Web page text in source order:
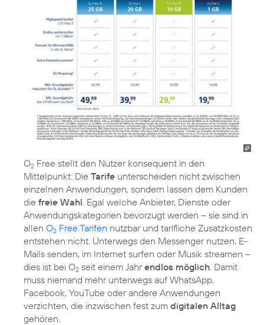
O2 Free stellt den Nutzer konsequent in den
Mittelpunkt: Die Tarife unterscheiden nicht zwischen
einzelnen Anwendungen, sondern lassen dem Kunden
die freie Wahl . Egal welche Anbieter, Dienste oder
Anwendungskategorien bevorzugt werden – sie sind in
allen O2 Free Tarifen nutzbar und tarifliche Zusatzkosten
entstehen nicht. Unterwegs den Messenger nutzen, E-
Mails senden, im Internet surfen oder Musik streamen –
dies ist bei O2 seit einem Jahrendlos möglich . Damit
muss niemand mehr unterwegs auf WhatsApp,
Facebook, YouTube oder andere Anwendungen
verzichten, die inzwischen fest zum digitalen Alltag
gehören.